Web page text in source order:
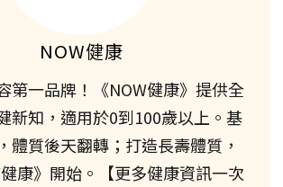
NOW健康
第一品牌！《NOW健康》提供全
新知，適用於0到100歲以上。基
體質後天翻轉；打造長壽體質，
康》開始。【更多健康資訊一次